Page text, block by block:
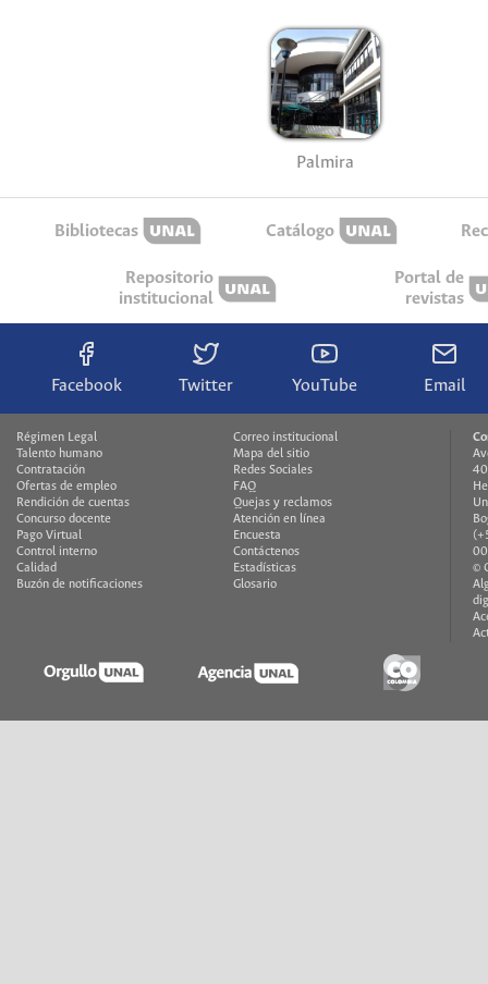
Palmira
Bibliotecas Catálogo
Repositorio
institucional
Portal de
revistas
Facebook Twitter YouTube Email
Régimen Legal
Talento humano
Contratación
Ofertas de empleo
Rendición de cuentas
Concurso docente
Pago Virtual
Control interno
Calidad
Buzón de notificaciones
Correo institucional
Mapa del sitio
Redes Sociales
FAQ
Quejas y reclamos
Atención en línea
Encuesta
Contáctenos
Estadísticas
Glosario
©